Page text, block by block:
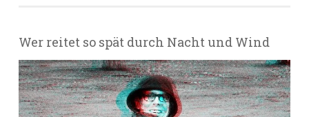
Wer reitet so spät durch Nacht und Wind